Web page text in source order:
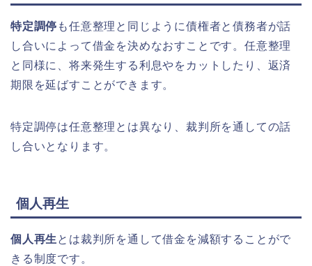
特定調停 も任意整理と同じように債権者と債務者が話
し合いによって借金を決めなおすことです。任意整理
と同様に、将来発生する利息やをカットしたり、返済
期限を延ばすことができます。
特定調停は任意整理とは異なり、裁判所を通しての話
し合いとなります。
個人再生
個人再生 とは裁判所を通して借金を減額することがで
きる制度です。